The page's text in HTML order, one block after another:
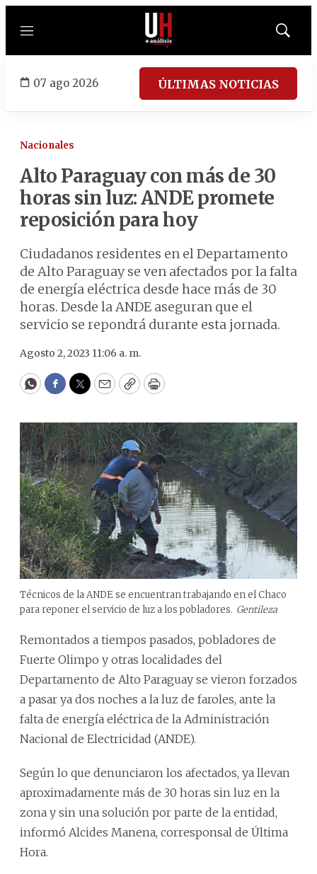
Menú
Mostrar
07 ago 2026 ÚLTIMAS NOTICIAS
Nacionales
Alto Paraguay con más de 30
horas sin luz: ANDE promete
reposición para hoy
Ciudadanos residentes en el Departamento
de Alto Paraguay se ven afectados por la falta
de energía eléctrica desde hace más de 30
horas. Desde la ANDE aseguran que el
servicio se repondrá durante esta jornada.
Agosto 2, 2023 11:06 a. m.
WhatsApp
Facebook
Twitter
EmailCopyPrint
Técnicos de la ANDE se encuentran trabajando en el Chaco
para reponer el servicio de luz a los pobladores. Gentileza
Remontados a tiempos pasados, pobladores de
Fuerte Olimpo y otras localidades del
Departamento de Alto Paraguay se vieron forzados
a pasar ya dos noches a la luz de faroles, ante la
falta de energía eléctrica de la Administración
Nacional de Electricidad (ANDE).
Según lo que denunciaron los afectados, ya llevan
aproximadamente más de 30 horas sin luz en la
zona y sin una solución por parte de la entidad,
informó Alcides Manena, corresponsal de Última
Hora.